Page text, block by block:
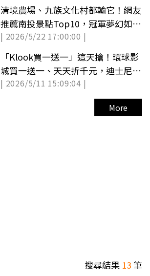
清境農場、九族文化村都輸它！網友
推薦南投景點Top10，冠軍夢幻如畫
一般
| 2026/5/22 17:00:00 |
「Klook買一送一」這天搶！環球影
城買一送一、天天折千元，迪士尼郵
輪免費送
| 2026/5/11 15:09:04 |
More
搜尋結果 13筆